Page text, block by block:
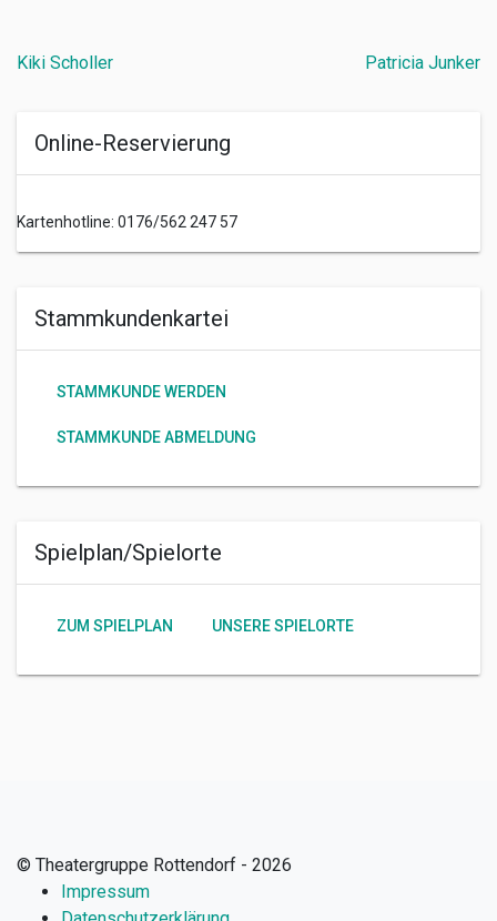
Beitragsnavigation
Kiki Scholler Patricia Junker
Online-Reservierung
Kartenhotline: 0176/562 247 57
Stammkundenkartei
STAMMKUNDE WERDEN
STAMMKUNDE ABMELDUNG
Spielplan/Spielorte
ZUM SPIELPLAN UNSERE SPIELORTE
© Theatergruppe Rottendorf - 2026
Impressum